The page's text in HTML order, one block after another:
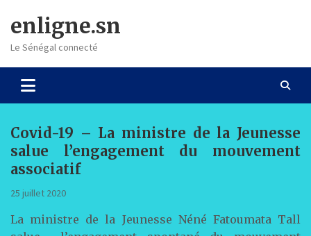
content
enligne.sn
Le Sénégal connecté
Covid-19 – La ministre de la Jeunesse
salue l’engagement du mouvement
associatif
25 juillet 2020
La ministre de la Jeunesse Néné Fatoumata Tall